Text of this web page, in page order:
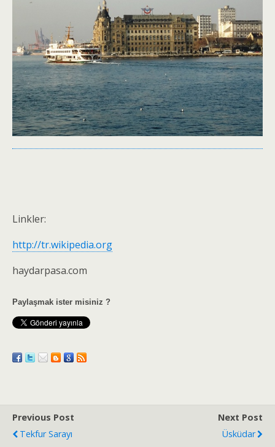
Linkler:
http://tr.wikipedia.org
haydarpasa.com
Paylaşmak ister misiniz ?
Previous Post
Tekfur Sarayı
Next Post
Üsküdar